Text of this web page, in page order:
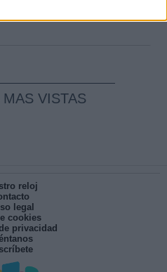
VISTAS
reloj
legal
cookies
privacidad